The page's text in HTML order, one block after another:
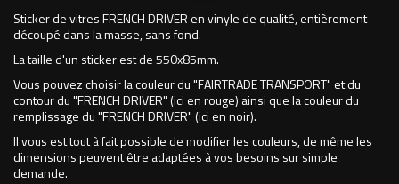
Sticker de vitres FRENCH DRIVER en vinyle de qualité, entièrement
découpé dans la masse, sans fond.
La taille d'un sticker est de 550x85mm.
Vous pouvez choisir la couleur du "FAIRTRADE TRANSPORT" et du
contour du "FRENCH DRIVER" (ici en rouge) ainsi que la couleur du
remplissage du "FRENCH DRIVER" (ici en noir).
Il vous est tout à fait possible de modifier les couleurs, de même les
dimensions peuvent être adaptées à vos besoins sur simple
demande.